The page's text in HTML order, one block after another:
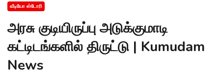
வீடியோ ஸ்டோரி
அரசு குடியிருப்பு அடுக்குமாடி
கட்டிடங்களில் திருட்டு | Kumudam
News